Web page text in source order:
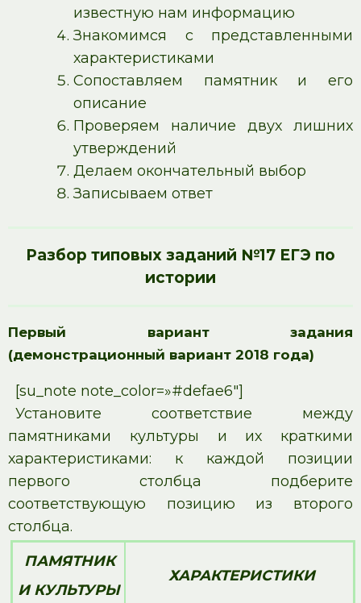
известную нам информацию
Знакомимся с представленными
характеристиками
Сопоставляем памятник и его
описание
Проверяем наличие двух лишних
утверждений
Делаем окончательный выбор
Записываем ответ
Разбор типовых заданий №17 ЕГЭ по
истории
Первый вариант задания
(демонстрационный вариант 2018 года)
[su_note note_color=»#defae6″]
Установите соответствие между
памятниками культуры и их краткими
характеристиками: к каждой позиции
первого столбца подберите
соответствующую позицию из второго
столбца.
ПАМЯТНИК
И КУЛЬТУРЫ
ХАРАКТЕРИСТИКИ